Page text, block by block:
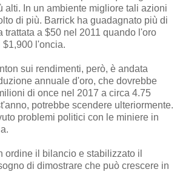
alti. In un ambiente migliore tali azioni
di più. Barrick ha guadagnato più di
trattata a $50 nel 2011 quando l'oro
l'oncia.
sui rendimenti, però, è andata
annuale d'oro, che dovrebbe
di once nel 2017 a circa 4.75
potrebbe scendere ulteriormente.
problemi politici con le miniere in
ordine il bilancio e stabilizzato il
di dimostrare che può crescere in